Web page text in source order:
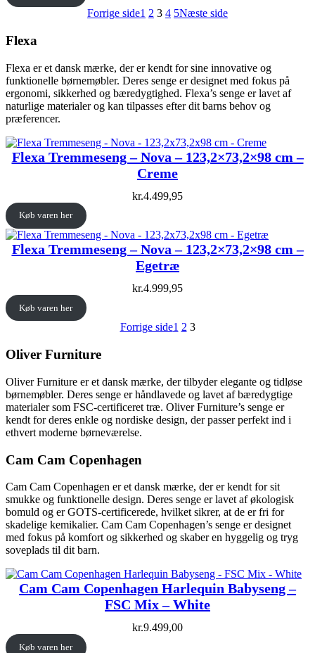
Forrige side1 2 3 4 5Næste side
Flexa
Flexa er et dansk mærke, der er kendt for sine innovative og
funktionelle børnemøbler. Deres senge er designet med fokus på
ergonomi, sikkerhed og bæredygtighed. Flexa’s senge er lavet af
naturlige materialer og kan tilpasses efter dit barns behov og
præferencer.
Flexa Tremmeseng – Nova – 123,2×73,2×98 cm –
Creme
kr.4.499,95
Køb varen her
Flexa Tremmeseng – Nova – 123,2×73,2×98 cm –
Egetræ
kr.4.999,95
Køb varen her
Forrige side1 2 3
Oliver Furniture
Oliver Furniture er et dansk mærke, der tilbyder elegante og tidløse
børnemøbler. Deres senge er håndlavede og lavet af bæredygtige
materialer som FSC-certificeret træ. Oliver Furniture’s senge er
kendt for deres enkle og nordiske design, der passer perfekt ind i
ethvert moderne børneværelse.
Cam Cam Copenhagen
Cam Cam Copenhagen er et dansk mærke, der er kendt for sit
smukke og funktionelle design. Deres senge er lavet af økologisk
bomuld og er GOTS-certificerede, hvilket sikrer, at de er fri for
skadelige kemikalier. Cam Cam Copenhagen’s senge er designet
med fokus på komfort og sikkerhed og skaber en hyggelig og tryg
soveplads til dit barn.
Cam Cam Copenhagen Harlequin Babyseng –
FSC Mix – White
kr.9.499,00
Køb varen her